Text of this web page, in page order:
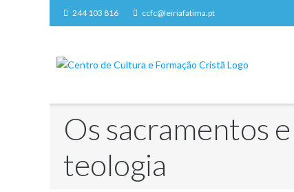
Skip
to
244 103 816 ccfc@leiriafatima.pt
Os sacramentos
teologia